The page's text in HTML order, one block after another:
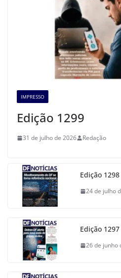
IMPRESSO
Edição 1299
31 de julho de 2026 Redação
Edição 1298
24 de julho
Edição 1297
26 de junho